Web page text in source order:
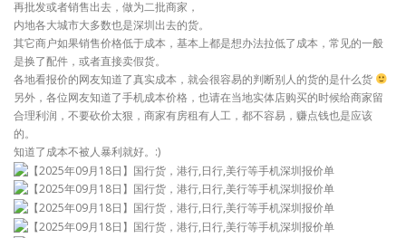
再批发或者销售出去，做为二批商家，
内地各大城市大多数也是深圳出去的货。
其它商户如果销售价格低于成本，基本上都是想办法拉低了成本，常见的一般
是换了配件，或者直接卖假货。
各地看报价的网友知道了真实成本，就会很容易的判断别人的货的是什么货
另外，各位网友知道了手机成本价格，也请在当地实体店购买的时候给商家留
合理利润，不要砍价太狠，商家有房租有人工，都不容易，赚点钱也是应该
的。
知道了成本不被人暴利就好。:)